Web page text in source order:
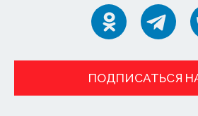
ПОДПИСАТЬСЯ НА